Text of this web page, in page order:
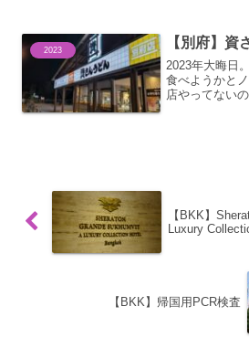
行ってきまし
2023 【別府】資
2023年大晦日
食べようかと
店やってない
【BKK】
Luxury
【BKK】帰国用PCR検査